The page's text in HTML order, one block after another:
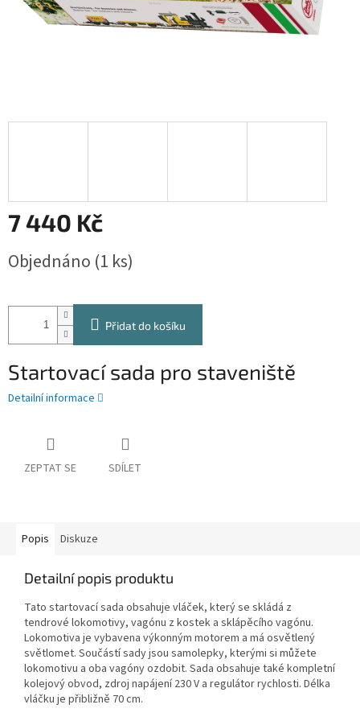
7 440 Kč
cena:
Objednáno (1 ks)
Přidat do košíku
Startovací sada pro staveniště
Detailní informace
ZEPTAT SE SDÍLET
Popis Diskuze
Detailní popis produktu
Tato startovací sada obsahuje vláček, který se skládá z
tendrové lokomotivy, vagónu z kostek a sklápěcího vagónu.
Lokomotiva je vybavena výkonným motorem a má osvětlený
světlomet. Součástí sady jsou samolepky, kterými si můžete
lokomotivu a oba vagóny ozdobit. Sada obsahuje také kompletní
kolejový obvod, zdroj napájení 230 V a regulátor rychlosti. Délka
vláčku je přibližně 70 cm.